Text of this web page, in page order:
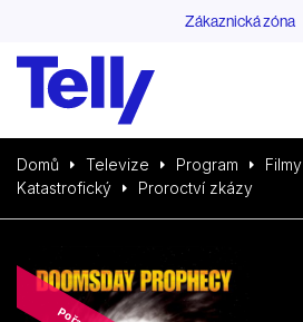
Zákaznická zóna
Domů Televize Program Filmy
Katastrofický
Proroctví zkázy